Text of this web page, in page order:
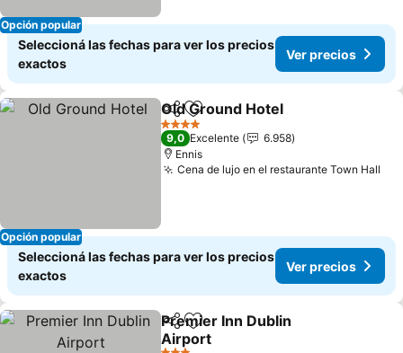
Opción popular
Seleccioná las fechas para ver los precios
exactos
Ver precios
Opción popular
CompartirAñadir a favoritos
Old Ground Hotel
4 Estrellas
9,0 Excelente
6.958
Ennis
Cena de lujo en el restaurante Town Hall
Seleccioná las fechas para ver los precios
exactos
Ver precios
CompartirAñadir a favoritos
Premier Inn Dublin
Airport